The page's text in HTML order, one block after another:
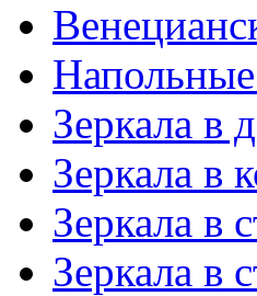
Напольные
Зеркала в
Зеркала в
Зеркала в
Зеркала в